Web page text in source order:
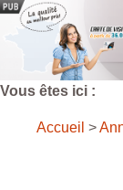
Vous êtes ici :
Accueil >